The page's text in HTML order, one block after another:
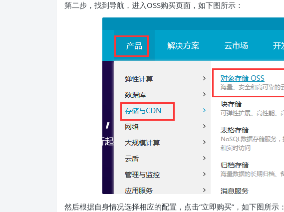
第二步，找到导航，进入OSS购买页面，如下图所示：
然后根据自身情况选择相应的配置，点击“立即购买”，如下图所示：